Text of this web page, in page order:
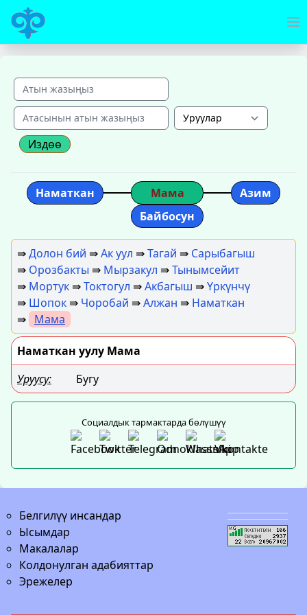
Издөө
Наматкан Мама
Азим
Байбосун
⇛Долон бий ⇛Ак уул ⇛Тагай ⇛ Сарыбагыш
⇛ Орозбакты ⇛ Мырзакул ⇛Тынымсейит
⇛ Мортук ⇛Токтогул ⇛Акбагыш ⇛Үркүнчү
⇛ Шопок ⇛ Чоробай ⇛Алжан ⇛ Наматкан
⇛ Мама
Наматкан уулу Мама
Уруусу:
Бугу
Социалдык тармактарда бөлүшүү
Белгилүү инсандар
Ысымдар
Макалалар
Колдонулган адабияттар
Эрежелер